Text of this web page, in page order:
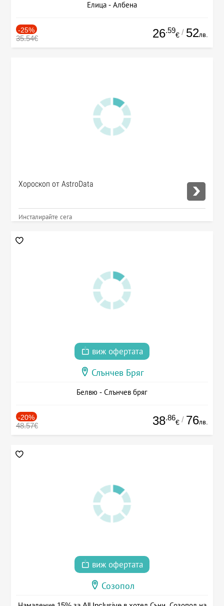
Елица - Албена
-25%
35.54€ 26.59
€ / 52лв.
Хороскоп от AstroData
Инсталирайте сега
виж офертата
Слънчев Бряг
Белвю - Слънчев бряг
-20%
48.57€ 38.86
€ / 76лв.
виж офертата
Созопол